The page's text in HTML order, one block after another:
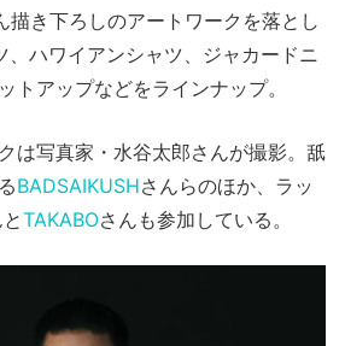
描き下ろしのアートワークを落とし
、ハワイアンシャツ、ジャカードニ
トアップなどをラインナップ。
は写真家・水谷太郎さんが撮影。舐
BADSAIKUSHさんらのほか、ラッ
TAKABOさんも参加している。